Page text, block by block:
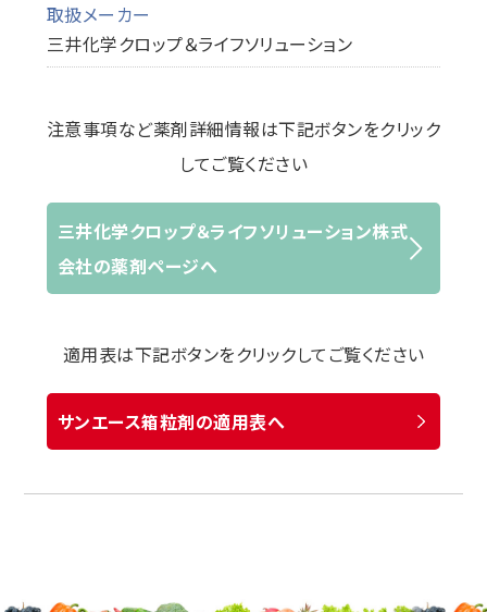
取扱メーカー
三井化学クロップ＆ライフソリューション
注意事項など薬剤詳細情報は下記ボタンをクリック
してご覧ください
三井化学クロップ＆ライフソリューション株式
会社の薬剤ページへ
適用表は下記ボタンをクリックしてご覧ください
サンエース箱粒剤の適用表へ